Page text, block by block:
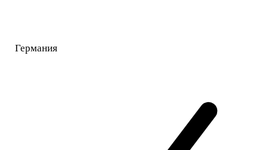
Германия